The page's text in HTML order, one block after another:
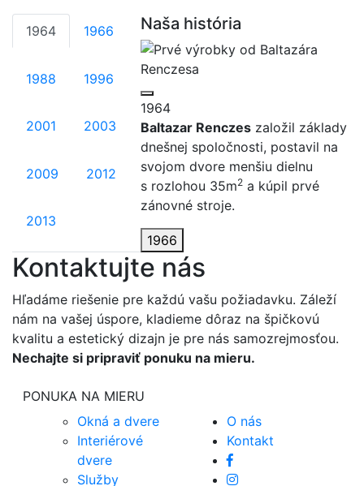
1964 1966
1988 1996
2001 2003
2009 2012
2013
Naša história
1964
Baltazar Renczeszaložil základy
dnešnej spoločnosti, postavil na
svojom dvore menšiu dielnu
s rozlohou 35m2a kúpil prvé
zánovné stroje.
1966
Kontaktujte nás
Hľadáme riešenie pre každú vašu požiadavku. Záleží
nám na vašej úspore, kladieme dôraz na špičkovú
kvalitu a estetický dizajn je pre nás samozrejmosťou.
Nechajte si pripraviť ponuku na mieru.
PONUKA NA MIERU
Okná a dvere
Interiérové
dvere
Služby
O nás
Kontakt